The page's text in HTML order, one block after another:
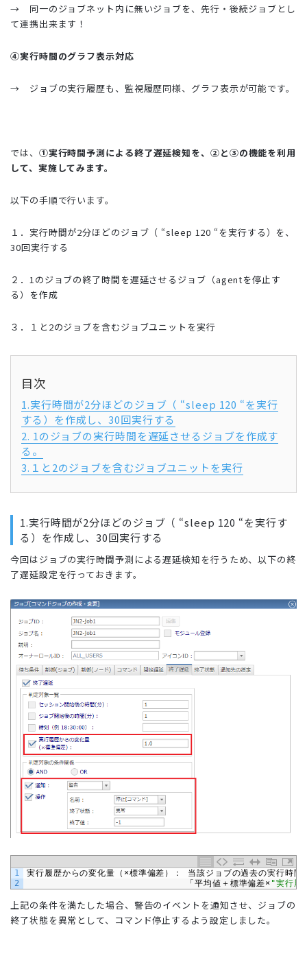
→ 同一のジョブネット内に無いジョブを、先行・後続ジョブとし
て連携出来ます！
④実行時間のグラフ表示対応
→ ジョブの実行履歴も、監視履歴同様、グラフ表示が可能です。
では、 ①実行時間予測による終了遅延検知を、②と③の機能を利用
して、実施してみます。
以下の手順で行います。
１．実行時間が2分ほどのジョブ（ “sleep 120 “を実行する）を、
30回実行する
２．1のジョブの終了時間を遅延させるジョブ（agentを停止す
る）を作成
３．１と2のジョブを含むジョブユニットを実行
目次
1.実行時間が2分ほどのジョブ（ “sleep 120 “を実行
する）を作成し、30回実行する
2. 1のジョブの実行時間を遅延させるジョブを作成す
る。
3.１と2のジョブを含むジョブユニットを実行
1.実行時間が2分ほどのジョブ（ “sleep 120 “を実行す
る）を作成し、30回実行する
今回はジョブの実行時間予測による遅延検知を行うため、以下の終
了遅延設定を行っておきます。
1
2
実行履歴からの変化量（×標準偏差）： 当該ジョブの過去の実行時
「平均値＋標準偏差× "実行履
上記の条件を満たした場合、警告のイベントを通知させ、ジョブの
終了状態を異常として、コマンド停止するよう設定しました。